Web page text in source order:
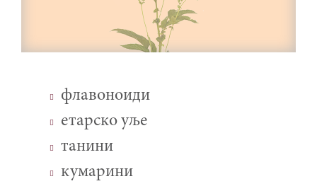
флавоноиди
етарско уље
танини
кумарини